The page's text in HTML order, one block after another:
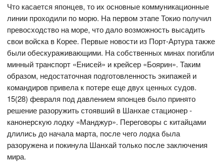
Что касается японцев, то их основные коммуникационные
линии проходили по морю. На первом этапе Токио получил
превосходство на море, что дало возможность высадить
свои войска в Корее. Первые новости из Порт-Артура также
были обескураживающими. На собственных минах погибли
минный транспорт «Енисей» и крейсер «Боярин». Таким
образом, недостаточная подготовленность экипажей и
командиров привела к потере еще двух ценных судов.
15(28) февраля под давлением японцев было принято
решение разоружить стоявший в Шанхае стационер -
канонерскую лодку «Манджур». Переговоры с китайцами
длились до начала марта, после чего лодка была
разоружена и покинула Шанхай только после заключения
мира.